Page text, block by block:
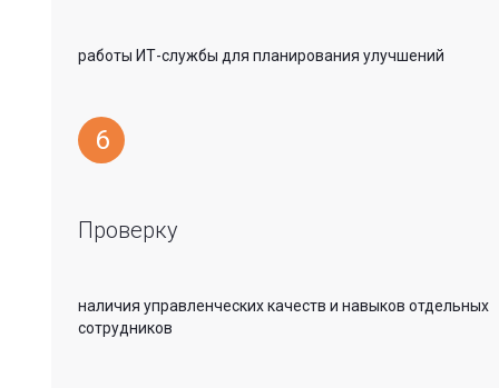
работы ИТ-службы для планирования улучшений
6
Проверку
наличия управленческих качеств и навыков отдельных
сотрудников